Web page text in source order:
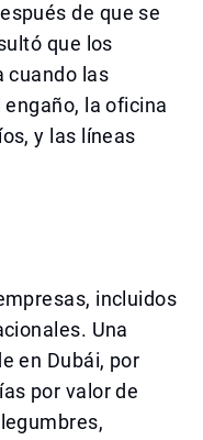
de que se
que los
cuando las
la oficina
y las líneas
incluidos
Una
en Dubái, por
por valor de